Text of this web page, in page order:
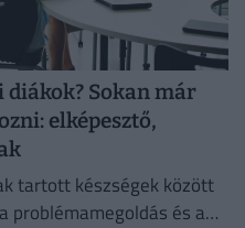
diákok? Sokan már
elképesztő,
tartott készségek között
problémamegoldás és a